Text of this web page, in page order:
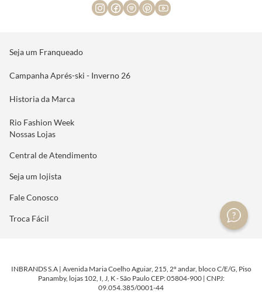
Seja um Franqueado
Campanha Aprés-ski - Inverno 26
Historia da Marca
Rio Fashion Week
Nossas Lojas
Central de Atendimento
Seja um lojista
Fale Conosco
Troca Fácil
INBRANDS S.A | Avenida Maria Coelho Aguiar, 215, 2º andar, bloco C/E/G, Piso
Panamby, lojas 102, I, J, K - São Paulo CEP: 05804-900 | CNPJ:
09.054.385/0001-44